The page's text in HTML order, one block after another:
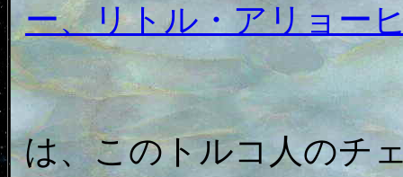
ー、リトル・アリョー
は、このトルコ人のチ